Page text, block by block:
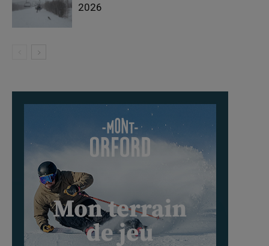
2026